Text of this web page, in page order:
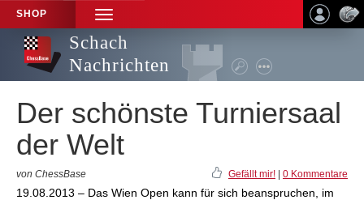
SHOP
TOGGLE
NAVIGATION
Schach
Nachrichten
Der schönste Turniersaal
der Welt
von ChessBase Gefällt mir! 0 Kommentare
19.08.2013 – Das Wien Open kann für sich beanspruchen, im